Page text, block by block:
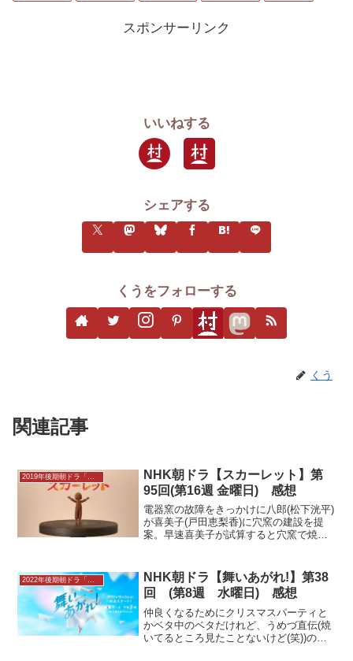
スポンサーリンク
いいねする
シェアする
くうをフォローする
くう
関連記事
2019年後期朝ドラ「スカーレット」感想
NHK朝ドラ【スカーレット】第
95回(第16週 金曜日) 感想
電器窯の故障をきっかけに八郎(松下洸平)
が喜美子(戸田恵梨香)に穴窯の建設を提
案。早速喜美子が試算すると穴窯で焼き
うちょする。そんな喜美子に八郎は今や
りたいことに挑戦す...
NHK朝ドラ【舞いあがれ!】第38
回 (第8週 水曜日) 感想
仲良くなるためにクリスマスパーティと
かベタ中のベタだけれど、うめづ直伝(焼
いてるところ見たことないけど(笑))の技